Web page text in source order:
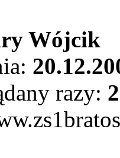
Wójcik
razy: